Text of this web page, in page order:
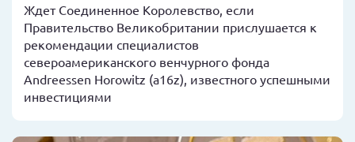
Ждет Соединенное Королевство, если
Правительство Великобритании прислушается к
рекомендации специалистов
североамериканского венчурного фонда
Andreessen Horowitz (a16z), известного успешными
инвестициями